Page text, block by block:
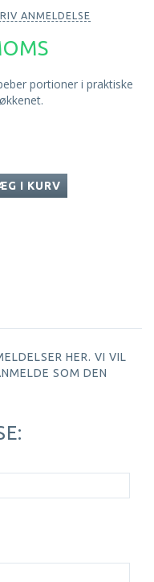
ANMELDELSE
portioner i praktiske
I KURV
HER. VI VIL
SOM DEN